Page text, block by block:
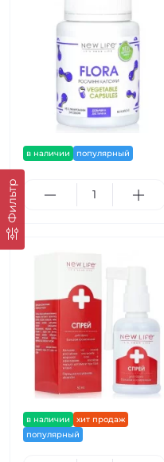
Фильтр
в наличии популярный
в наличии
хит продаж
популярный